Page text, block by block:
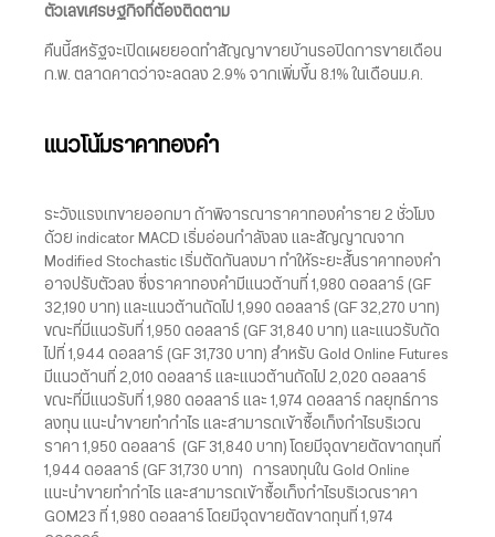
ตัวเลขเศรษฐกิจที่ต้องติดตาม
คืนนี้สหรัฐจะเปิดเผยยอดทำสัญญาขายบ้านรอปิดการขายเดือน
ก.พ. ตลาดคาดว่าจะลดลง 2.9% จากเพิ่มขึ้น 8.1% ในเดือนม.ค.
แนวโน้มราคาทองคำ
ระวังแรงเทขายออกมา ถ้าพิจารณาราคาทองคำราย 2 ชั่วโมง
ด้วย indicator MACD เริ่มอ่อนกำลังลง และสัญญาณจาก
Modified Stochastic เริ่มตัดกันลงมา ทำให้ระยะสั้นราคาทองคำ
อาจปรับตัวลง ซึ่งราคาทองคำมีแนวต้านที่ 1,980 ดอลลาร์ (GF
32,190 บาท) และแนวต้านถัดไป 1,990 ดอลลาร์ (GF 32,270 บาท)
ขณะที่มีแนวรับที่ 1,950 ดอลลาร์ (GF 31,840 บาท) และแนวรับถัด
ไปที่ 1,944 ดอลลาร์ (GF 31,730 บาท) สำหรับ Gold Online Futures
มีแนวต้านที่ 2,010 ดอลลาร์ และแนวต้านถัดไป 2,020 ดอลลาร์
ขณะที่มีแนวรับที่ 1,980 ดอลลาร์ และ 1,974 ดอลลาร์ กลยุทธ์การ
ลงทุน แนะนำขายทำกำไร และสามารถเข้าซื้อเก็งกำไรบริเวณ
ราคา 1,950 ดอลลาร์ (GF 31,840 บาท) โดยมีจุดขายตัดขาดทุนที่
1,944 ดอลลาร์ (GF 31,730 บาท) การลงทุนใน Gold Online
แนะนำขายทำกำไร และสามารถเข้าซื้อเก็งกำไรบริเวณราคา
GOM23 ที่ 1,980 ดอลลาร์ โดยมีจุดขายตัดขาดทุนที่ 1,974